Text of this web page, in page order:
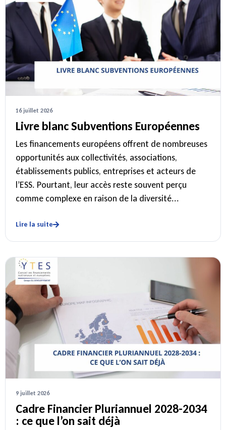
16 juillet 2026
Livre blanc Subventions Européennes
Les financements européens offrent de nombreuses
opportunités aux collectivités, associations,
établissements publics, entreprises et acteurs de
l’ESS. Pourtant, leur accès reste souvent perçu
comme complexe en raison de la diversité...
Lire la suite
9 juillet 2026
Cadre Financier Pluriannuel 2028-2034
: ce que l’on sait déjà